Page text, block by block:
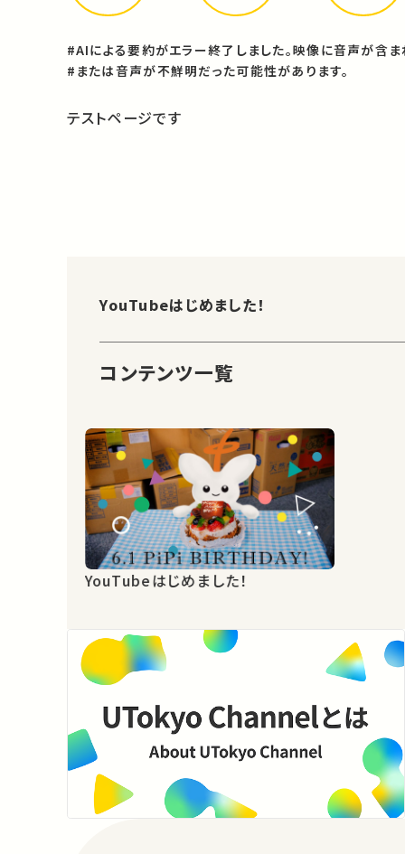
#AIによる要約がエラー終了しました。映像に音声が含
#または音声が不鮮明だった可能性があります。
テストページです
YouTubeはじめました！
コンテンツ一覧
YouTubeはじめました！